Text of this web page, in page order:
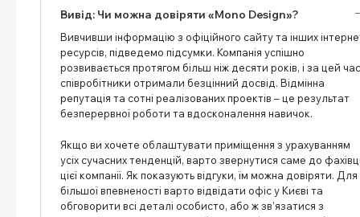
Вивід: Чи можна довіряти «Mono Design»?
Вивчивши інформацію з офіційного сайту та інших
ресурсів, підведемо підсумки. Компанія успішно
розвивається протягом більш ніж десяти років, і за цей час
співробітники отримали безцінний досвід. Відмінна
репутація та сотні реалізованих проектів – це результат
безперервної роботи та вдосконалення навичок.
Якщо ви хочете облаштувати приміщення з урахуванням
усіх сучасних тенденцій, варто звернутися саме до
цієї компанії. Як показують відгуки, їм можна довіряти. Для
більшої впевненості варто відвідати офіс у Києві та
обговорити всі деталі особисто, або ж зв’язатися з